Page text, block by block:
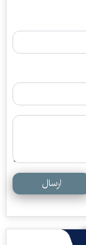
ارسال